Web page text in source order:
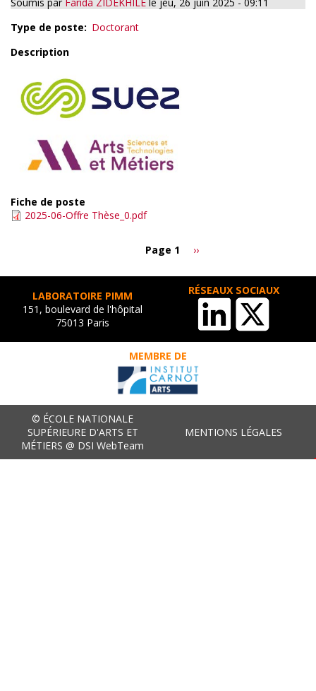
Type de poste
Doctorant
Description
Fiche de poste
2025-06-Offre Thèse_0.pdf
Page 1
Page
››
LABORATOIRE PIMM
151, boulevard de l'hôpital
75013 Paris
RÉSEAUX SOCIAUX
MEMBRE DE
© ÉCOLE NATIONALE
SUPÉRIEURE D'ARTS ET
MÉTIERS @ DSI WebTeam
MENTIONS LÉGALES